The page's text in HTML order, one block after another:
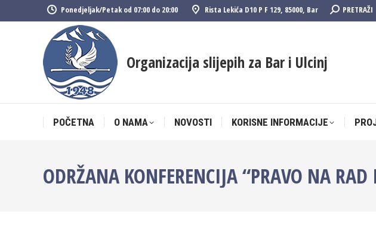
Ponedjeljak/Petak od 07:00 do 20:00 Rista Lekića D10 P F 129, 85000, Bar Search:PRETRAŽI
Organizacija slijepih za Bar i Ulcinj
POČETNA O NAMA NOVOSTI KORISNE INFORMACIJE
ODRŽANA KONFERENCIJA “PRAVO NA
POČETNA O NAMA NOVOSTI KORISNE INFORMACIJE